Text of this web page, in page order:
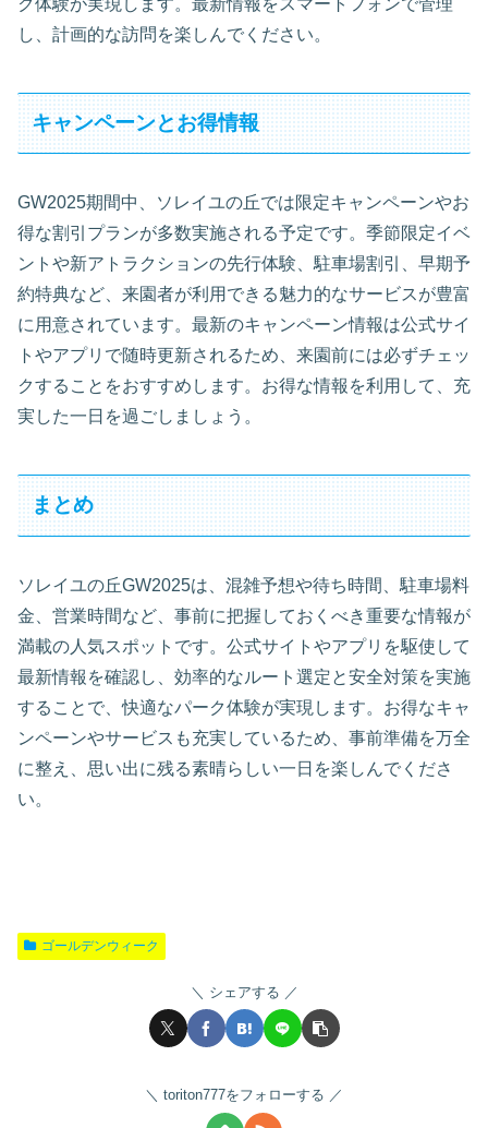
ク体験が実現します。最新情報をスマートフォンで管理
し、計画的な訪問を楽しんでください。
キャンペーンとお得情報
GW2025期間中、ソレイユの丘では限定キャンペーンやお
得な割引プランが多数実施される予定です。季節限定イベ
ントや新アトラクションの先行体験、駐車場割引、早期予
約特典など、来園者が利用できる魅力的なサービスが豊富
に用意されています。最新のキャンペーン情報は公式サイ
トやアプリで随時更新されるため、来園前には必ずチェッ
クすることをおすすめします。お得な情報を利用して、充
実した一日を過ごしましょう。
まとめ
ソレイユの丘GW2025は、混雑予想や待ち時間、駐車場料
金、営業時間など、事前に把握しておくべき重要な情報が
満載の人気スポットです。公式サイトやアプリを駆使して
最新情報を確認し、効率的なルート選定と安全対策を実施
することで、快適なパーク体験が実現します。お得なキャ
ンペーンやサービスも充実しているため、事前準備を万全
に整え、思い出に残る素晴らしい一日を楽しんでくださ
い。
ゴールデンウィーク
シェアする
toriton777をフォローする